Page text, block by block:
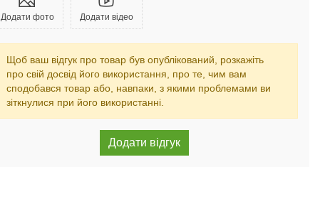
Додати фото Додати відео
Щоб ваш відгук про товар був опублікований, розкажіть
про свій досвід його використання, про те, чим вам
сподобався товар або, навпаки, з якими проблемами ви
зіткнулися при його використанні.